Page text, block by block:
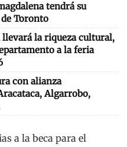
tendrá su
Toronto
la riqueza cultural,
a la feria
con alianza
Algarrobo,
a la beca para el